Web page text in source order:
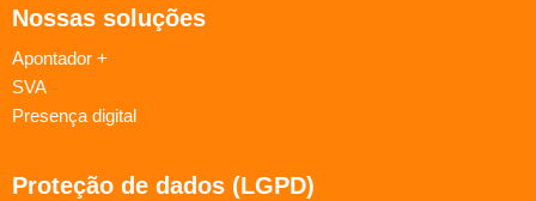
Nossas soluções
Apontador +
SVA
Presença digital
Proteção de dados (LGPD)